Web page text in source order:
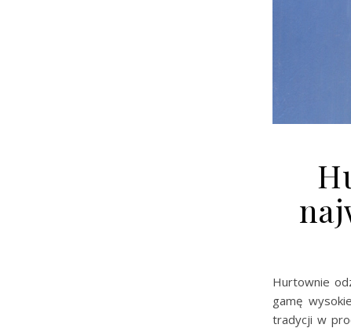
Hurtownie
gamę
tradycji w